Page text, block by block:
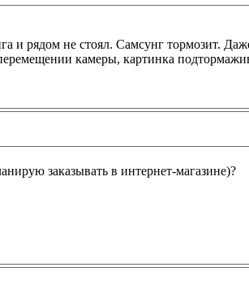
и рядом не стоял. Самсунг тормозит.
камеры, картинка
заказывать в интернет-магазине)?